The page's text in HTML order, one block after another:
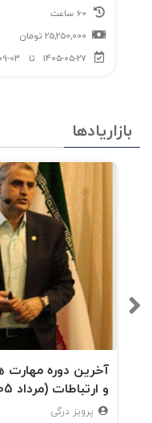
25,250,000 تومان
1405-05-27
تا 03
بازاریادها
آخرین دوره مهارت
و ارتباطات (مرداد 1405)
پرویز درگی